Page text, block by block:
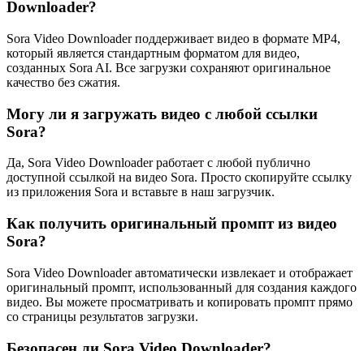
Downloader?
Sora Video Downloader поддерживает видео в формате MP4,
который является стандартным форматом для видео,
созданных Sora AI. Все загрузки сохраняют оригинальное
качество без сжатия.
Могу ли я загружать видео с любой ссылки
Sora?
Да, Sora Video Downloader работает с любой публично
доступной ссылкой на видео Sora. Просто скопируйте ссылку
из приложения Sora и вставьте в наш загрузчик.
Как получить оригинальный промпт из видео
Sora?
Sora Video Downloader автоматически извлекает и отображает
оригинальный промпт, использованный для создания каждого
видео. Вы можете просматривать и копировать промпт прямо
со страницы результатов загрузки.